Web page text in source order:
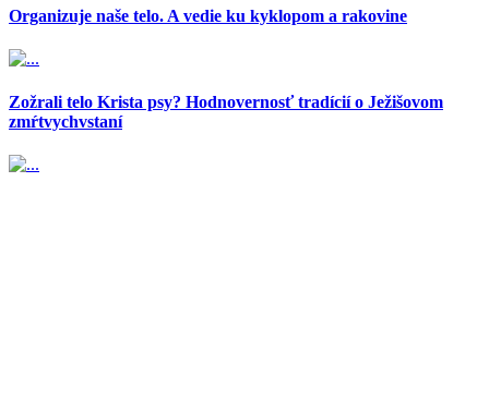
Organizuje naše telo. A vedie ku kyklopom a rakovine
Zožrali telo Krista psy? Hodnovernosť tradícií o Ježišovom
zmŕtvychvstaní